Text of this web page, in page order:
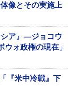
像とその実施上
シア』―ジョコウ
ォ政権の現在」
『米中冷戦』下